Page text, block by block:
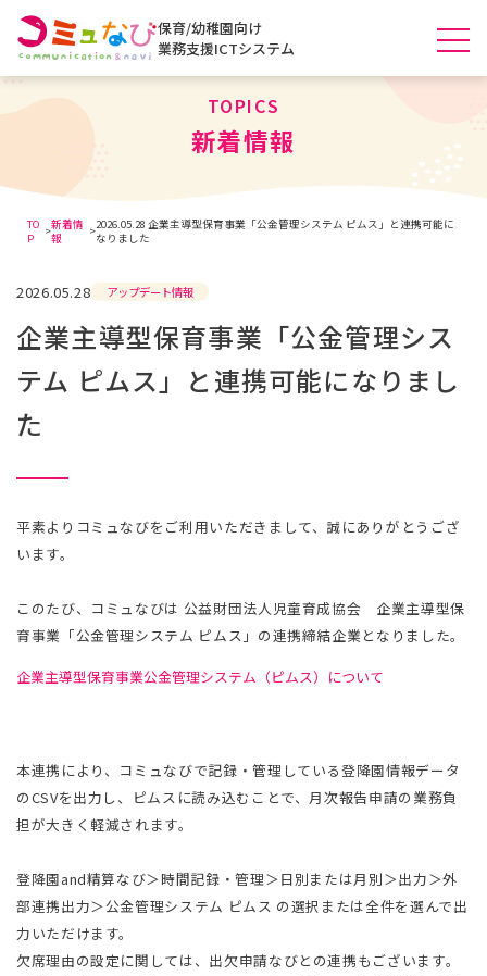
保育/幼稚園向け
業務支援ICTシステム
新着情報
TOPICS
TO
P
>新着情
報
>2026.05.28 企業主導型保育事業「公金管理システム ピムス」と連携可能に
なりました
2026.05.28 アップデート情報
企業主導型保育事業「公金管理シス
テム ピムス」と連携可能になりまし
た
平素よりコミュなびをご利用いただきまして、誠にありがとうござ
います。
このたび、コミュなびは 公益財団法人児童育成協会 企業主導型保
育事業「公金管理システム ピムス」の連携締結企業となりました。
企業主導型保育事業公金管理システム（ピムス）について
本連携により、コミュなびで記録・管理している登降園情報データ
のCSVを出力し、ピムスに読み込むことで、月次報告申請の業務負
担が大きく軽減されます。
登降園and精算なび＞時間記録・管理＞日別または月別＞出力＞外
部連携出力＞公金管理システム ピムス の選択または全件を選んで出
力いただけます。
欠席理由の設定に関しては、出欠申請なびとの連携もございます。